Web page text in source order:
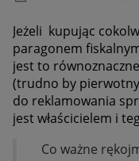
Jeżeli kupując
paragonem
jest to
(trudno by
do reklamowania
jest właścicielem i
Co ważne